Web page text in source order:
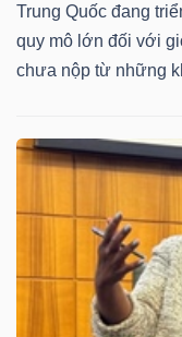
Trung Quốc đang
quy mô lớn đối với
chưa nộp từ những
(-)
(-)
tạo